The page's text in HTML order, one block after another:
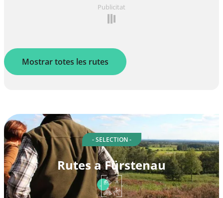
Publicitat
Mostrar totes les rutes
- SELECTION -
Rutes a Fürstenau